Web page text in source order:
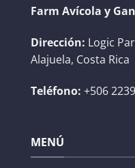
Farm Avícola y
Dirección: Logic
Alajuela, Costa Rica
Teléfono: +506
MENÚ